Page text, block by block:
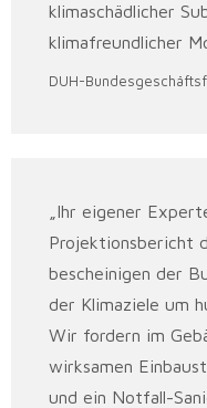
klimaschädlicher
klimafreundlicher
DUH-
„Ihr eigener
Projektionsbericht
bescheinigen der
der Klimaziele um
Wir fordern im
wirksamen
und ein Notfall-